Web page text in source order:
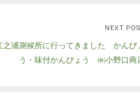
NEXT
之浦測候所に行ってきました かんぴ
う・味付かんぴょう ㈱小野口商